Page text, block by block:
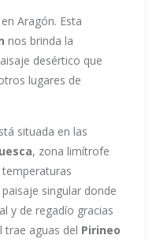
Aragón. Esta
nos brinda la
desértico que
lugares de
situada en las
, zona limítrofe
singular donde
y de regadío gracias
trae aguas del Pirineo